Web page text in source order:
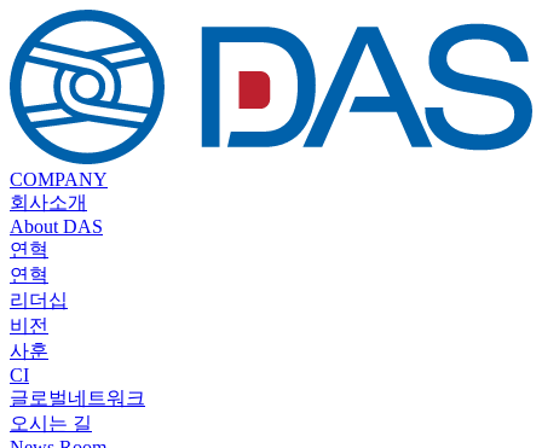
COMPANY
회사소개
About DAS
연혁
연혁
리더십
비전
사훈
CI
글로벌네트워크
오시는 길